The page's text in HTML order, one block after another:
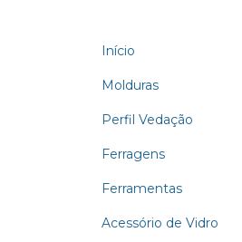
Início
Molduras
Perfil Vedação
Ferragens
Ferramentas
Acessório de Vidro